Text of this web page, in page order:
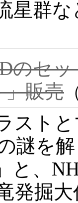
星群
のセ
販売
スト
謎を
と、
発掘